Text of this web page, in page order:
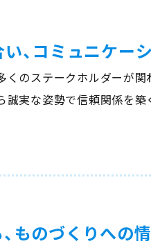
、コミュニケー
のステークホルダーが関
誠実な姿勢で信頼関係を
ものづくりへの